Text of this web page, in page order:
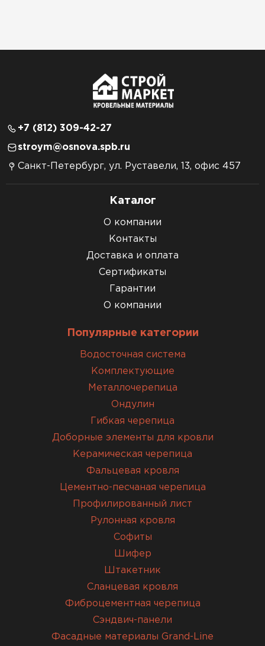
+7 (812) 309-42-27
stroym@osnova.spb.ru
Санкт-Петербург, ул. Руставели, 13, офис 457
Каталог
О компании
Контакты
Доставка и оплата
Сертификаты
Гарантии
О компании
Популярные категории
Водосточная система
Комплектующие
Металлочерепица
Ондулин
Гибкая черепица
Доборные элементы для кровли
Керамическая черепица
Фальцевая кровля
Цементно-песчаная черепица
Профилированный лист
Рулонная кровля
Софиты
Шифер
Штакетник
Сланцевая кровля
Фиброцементная черепица
Сэндвич-панели
Фасадные материалы Grand-Line